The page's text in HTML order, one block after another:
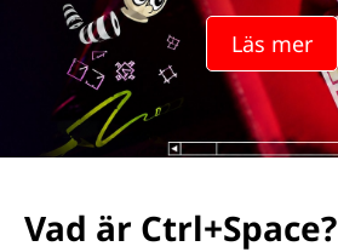
c
Läs mer
Vad är Ctrl+Space?